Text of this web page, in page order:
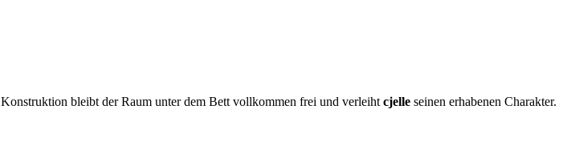
bleibt der Raum unter dem Bett vollkommen frei und verleiht cjelle seinen erhabenen Charakter.